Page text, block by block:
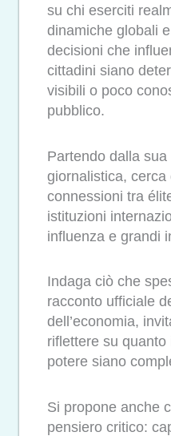
su chi eserciti
dinamiche globali
decisioni che
cittadini siano
visibili o poco
pubblico.
Partendo dalla
giornalistica,
connessioni tra
istituzioni
influenza e grandi
Indaga ciò che
racconto ufficiale
dell’economia,
riflettere su quanto
potere siano
Si propone anche
pensiero critico: